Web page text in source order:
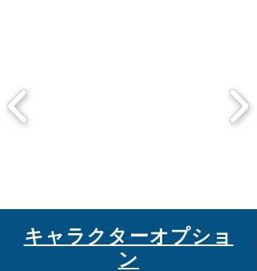
キャラクターオプショ
ン